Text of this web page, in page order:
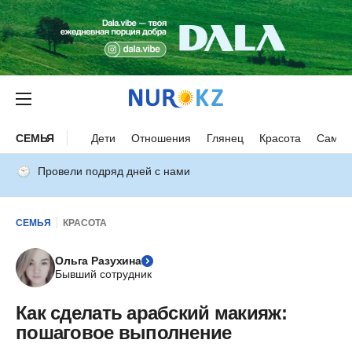
СЕМЬЯ Дети Отношения Глянец Красота
Провели подряд дней с нами
СЕМЬЯ КРАСОТА
Ольга Разухина
Бывший сотрудник
Как сделать арабский макияж:
пошаговое выполнение